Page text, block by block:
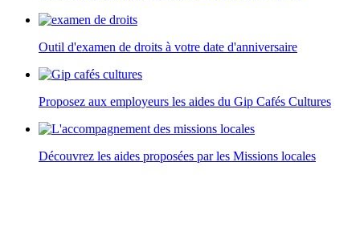
Outil d'examen de droits à votre date d'anniversaire
Proposez aux employeurs les aides du Gip Cafés Cultures
Découvrez les aides proposées par les Missions locales